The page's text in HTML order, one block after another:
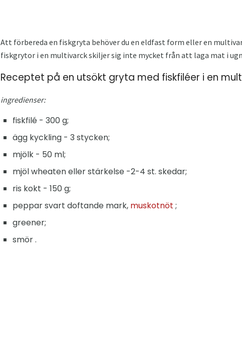
Att förbereda en fiskgryta behöver du en eldfast form eller en
fiskgrytor i en multivarck skiljer sig inte mycket från att laga mat i
Receptet på en utsökt gryta med fiskfiléer i en
ingredienser:
fiskfilé - 300 g;
ägg kyckling - 3 stycken;
mjölk - 50 ml;
mjöl wheaten eller stärkelse -2-4 st. skedar;
ris kokt - 150 g;
peppar svart doftande mark, muskotnöt ;
greener;
smör .